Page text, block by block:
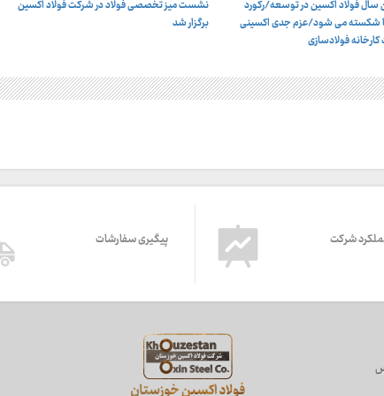
و توسعه فولاد اکسین خوزستان؛
سال فولاد اکسین در توسعه/رکورد
ها شکسته می شود/عزم جدی اکسینی
فولادسازی
نشست میز تخصصی فولاد در شرکت فولاد اکسین
برگزار شد
شرکت پیگیری سفارشات